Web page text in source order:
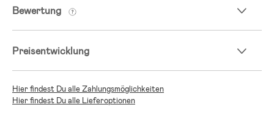
Bewertung
Preisentwicklung
Hier findest Du alle Zahlungsmöglichkeiten
Hier findest Du alle Lieferoptionen